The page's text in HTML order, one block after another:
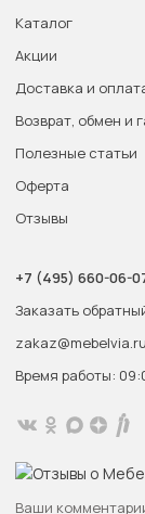
Каталог
Акции
Доставка и
Возврат, обмен и
Полезные статьи
Оферта
Отзывы
+7 (495) 660-06-
Заказать
zakaz@mebelvia.ru
Время работы:
Ваши